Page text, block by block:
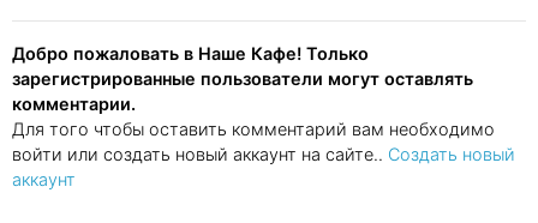
Добро пожаловать в Наше Кафе! Только
зарегистрированные пользователи могут оставлять
комментарии.
Для того чтобы оставить комментарий вам необходимо
войти или создать новый аккаунт на сайте.. Создать новый
аккаунт